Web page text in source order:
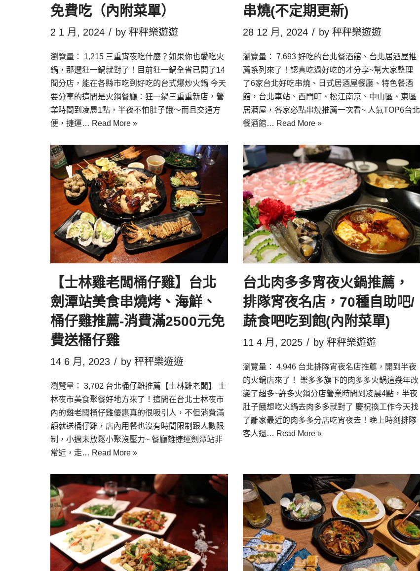
免費吃（內附菜單）
2 1 月, 2024 by 秤秤樂遊遊
瀏覽量： 1,215 三重宵夜吃什麼？如果你也愛吃火
鍋，那選狂一鍋就對了！目前狂一鍋全省已開了14
間分店，能在各縣市吃到好吃的台式爆炒火鍋 今天
要分享的這間是火鍋餐廳：狂一鍋三重重新店，營
業時間到凌晨1點，半夜不怕肚子餓～而且交通方
便，捷運… Read More »
串燒(不定期更新)
28 12 月, 2024 by 秤秤樂遊遊
瀏覽量： 7,693 好吃的台北餐酒館、台北居酒屋推
薦系列來了！認真吃過好吃的才分享~幫大家整理
了6家台北好吃串燒、日式居酒屋餐廳、特色餐酒
館，台北車站、西門町、松江南京、中山區、東區
居酒屋，各家必點串燒推薦一次看~ 人氣TOP6台北
餐酒館… Read More »
【士林雞老闆桶仔雞】台北
劍潭站美食串燒烤、海鮮、
桶仔雞推薦-消費滿2500元免
費送桶仔雞
14 6 月, 2023 by 秤秤樂遊遊
瀏覽量： 3,702 台北桶仔雞推薦【士林雞老闆】 士
林夜市美食聚餐好地方來了！這間在台北士林夜市
內的雞老闆桶仔雞優惠真的很吸引人，不但消費滿
額就送桶仔雞，店內用餐也沒有時間限制跟人數限
制，小週末放鬆小聚沒壓力~ 餐廳離捷運劍潭站非
常近，走… Read More »
台北肉多多宵夜火鍋推薦，
排隊宵夜名店，70種自助吧/
蔬食吧吃到飽(內附菜單)
11 4 月, 2025 by 秤秤樂遊遊
瀏覽量： 4,946 台北排隊宵夜名店推薦，開到半夜
的火鍋店來了！ 樂多多旗下的肉多多火鍋這幾年改
變了超多~許多火鍋分店營業時間到凌晨4點，半夜
肚子餓想吃火鍋去肉多多就對了 慶祝換工作今天找
了離家最近的肉多多分店吃宵夜去！晚上時刻排隊
客人還… Read More »